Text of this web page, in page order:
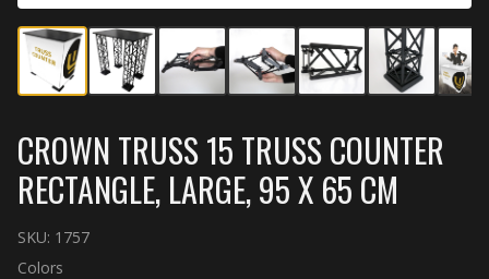
CROWN TRUSS 15 TRUSS COUNTER
RECTANGLE, LARGE, 95 X 65 CM
SKU: 1757
Colors